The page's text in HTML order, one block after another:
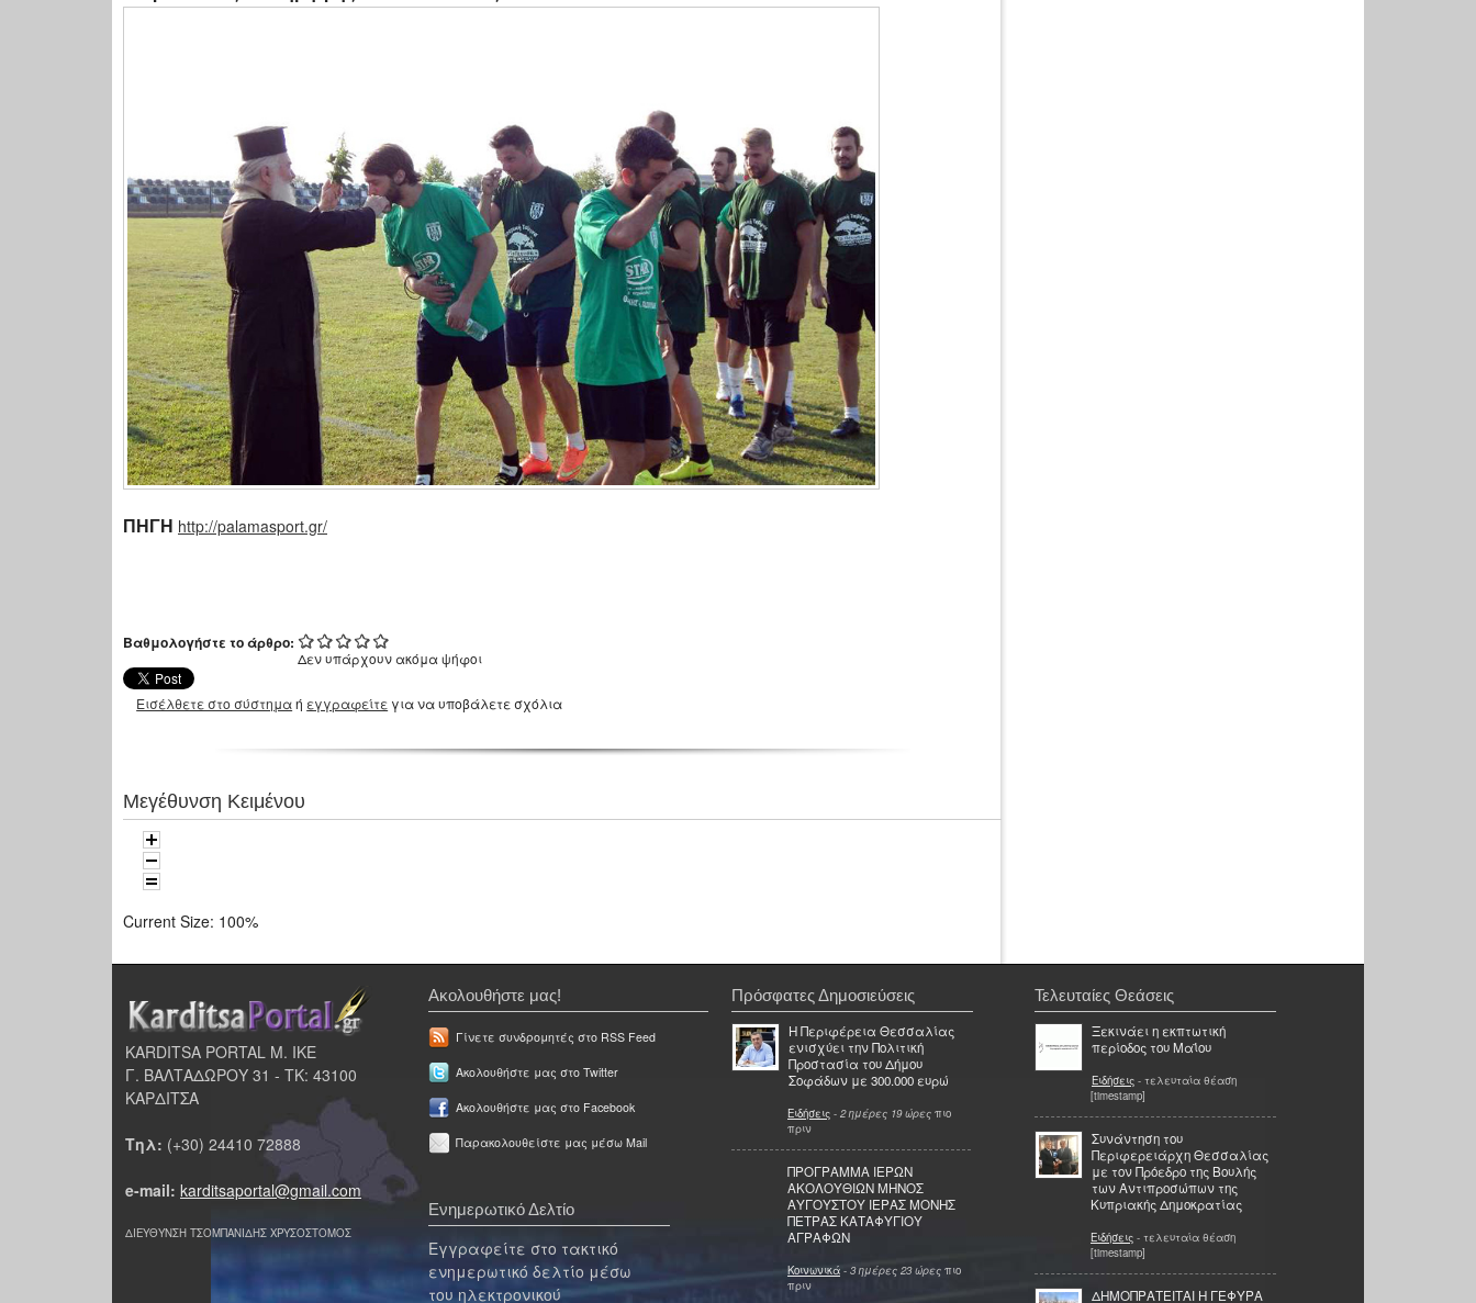
ΠΗΓΗ http://palamasport.gr/
Βαθμολογήστε το άρθρο:
Δεν υπάρχουν ακόμα ψήφοι
Εισέλθετε στο σύστημαή εγγραφείτε για να υποβάλετε σχόλια
Μεγέθυνση Κειμένου
Current Size: 100%
KARDITSA PORTAL Μ. ΙΚΕ
Γ. ΒΑΛΤΑΔΩΡΟΥ 31 - ΤΚ: 43100
ΚΑΡΔΙΤΣΑ
Τηλ: (+30) 24410 72888
e-mail: karditsaportal@gmail.com
ΔΙΕΥΘΥΝΣΗ ΤΣΟΜΠΑΝΙΔΗΣ ΧΡΥΣΟΣΤΟΜΟΣ
Ακολουθήστε μας!
Γίνετε συνδρομητές στο RSS Feed
Ακολουθήστε μας στο Twitter
Ακολουθήστε μας στο Facebook
Παρακολουθείστε μας μέσω Mail
Ενημερωτικό Δελτίο
Εγγραφείτε στο τακτικό
ενημερωτικό δελτίο μέσω
του ηλεκτρονικού
Πρόσφατες Δημοσιεύσεις
Η Περιφέρεια Θεσσαλίας
ενισχύει την Πολιτική
Προστασία του Δήμου
Σοφάδων με 300.000 ευρώ
Ειδήσεις - 2 ημέρες 19 ώρες πιο
πριν
ΠΡΟΓΡΑΜΜΑ ΙΕΡΩΝ
ΑΚΟΛΟΥΘΙΩΝ ΜΗΝΟΣ
ΑΥΓΟΥΣΤΟΥ ΙΕΡΑΣ ΜΟΝΗΣ
ΠΕΤΡΑΣ ΚΑΤΑΦΥΓΙΟΥ
ΑΓΡΑΦΩΝ
Κοινωνικά - 3 ημέρες 23 ώρες πιο
πριν
Τελευταίες Θεάσεις
Ξεκινάει η εκπτωτική
περίοδος του Μαΐου
Ειδήσεις - τελευταία θέαση
[timestamp]
Συνάντηση του
Περιφερειάρχη Θεσσαλίας
με τον Πρόεδρο της Βουλής
των Αντιπροσώπων της
Κυπριακής Δημοκρατίας
Ειδήσεις - τελευταία θέαση
[timestamp]
ΔΗΜΟΠΡΑΤΕΙΤΑΙ Η ΓΕΦΥΡΑ